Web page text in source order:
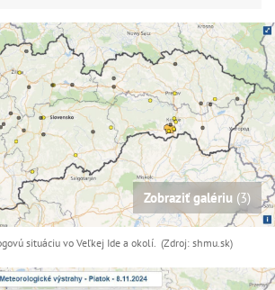
Zobraziť galériu (3)
situáciu vo Veľkej Ide a okolí. (Zdroj: shmu.sk)